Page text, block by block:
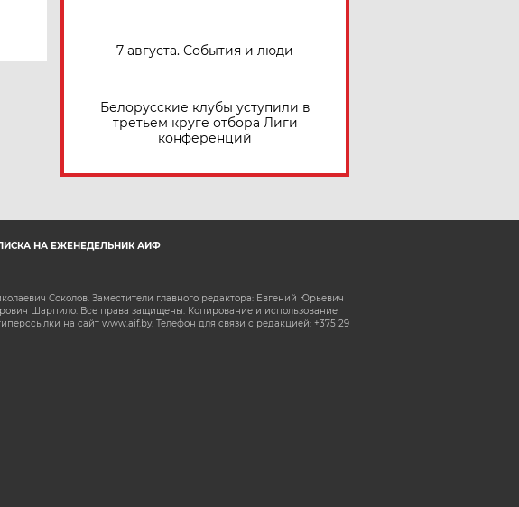
7 августа. События и люди
Белорусские клубы уступили в
третьем круге отбора Лиги
конференций
НА ЕЖЕНЕДЕЛЬНИК АИФ
Соколов. Заместители главного редактора: Евгений Юрьевич
Шарпило. Все права защищены. Копирование и использование
на сайт www.aif.by. Телефон для связи с редакцией: +375 29